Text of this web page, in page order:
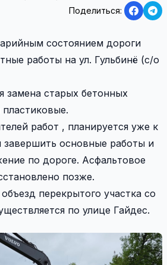
Поделиться:
состоянием дороги
работы на ул. Гульбинё (с/о
замена старых бетонных
работ , планируется уже к
завершить основные работы и
по дороге. Асфальтовое
позже.
перекрытого участка со
по улице Гайдес.